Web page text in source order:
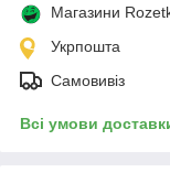
Магазини
Укрпошта
Самовивіз
Всі умови